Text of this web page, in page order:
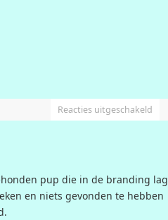
Reacties uitgeschakeld
pup die in de branding lag
en niets gevonden te hebben